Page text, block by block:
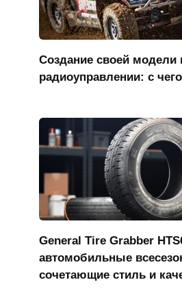
Создание своей модели
радиоуправлении: с
General Tire Grabber
автомобильные
сочетающие стиль и